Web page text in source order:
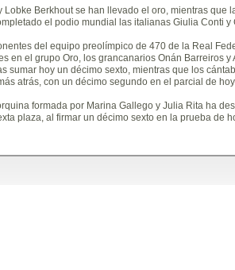
Lobke Berkhout se han llevado el oro, mientras que
el podio mundial las italianas Giulia Conti y
del equipo preolímpico de 470 de la Real
en el grupo Oro, los grancanarios Onán Barreiros
sumar hoy un décimo sexto, mientras que los
atrás, con un décimo segundo en el parcial de
formada por Marina Gallego y Julia Rita ha
plaza, al firmar un décimo sexto en la prueba de